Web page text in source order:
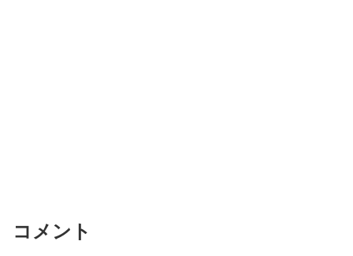
コメント